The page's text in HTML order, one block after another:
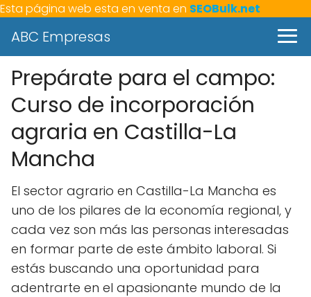
Esta página web esta en venta en SEOBulk.net
ABC Empresas
Prepárate para el campo:
Curso de incorporación
agraria en Castilla-La
Mancha
El sector agrario en Castilla-La Mancha es
uno de los pilares de la economía regional, y
cada vez son más las personas interesadas
en formar parte de este ámbito laboral. Si
estás buscando una oportunidad para
adentrarte en el apasionante mundo de la